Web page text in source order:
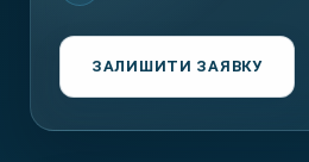
ЗАЛИШИТИ ЗАЯВКУ